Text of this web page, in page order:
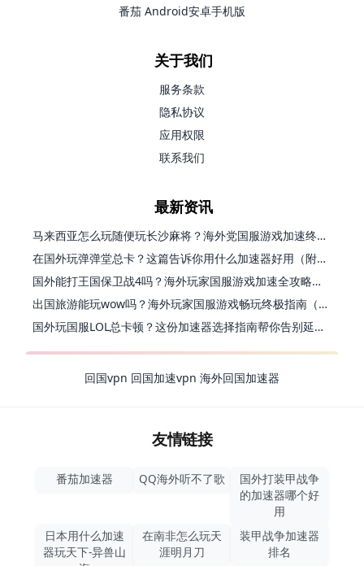
番茄 Android安卓手机版
关于我们
服务条款
隐私协议
应用权限
联系我们
最新资讯
马来西亚怎么玩随便玩长沙麻将？海外党国服游戏加速终极指南（含跑跑无尽冬日解决方案）
在国外玩弹弹堂总卡？这篇告诉你用什么加速器好用（附印尼玩模拟农场流放之路秘籍）
国外能打王国保卫战4吗？海外玩家国服游戏加速全攻略（附实测推荐）
出国旅游能玩wow吗？海外玩家国服游戏畅玩终极指南（附FF14激战2解决方案）
国外玩国服LOL总卡顿？这份加速器选择指南帮你告别延迟烦恼
回国vpn 回国加速vpn 海外回国加速器
友情链接
番茄加速器 QQ海外听不了歌
国外打装甲战争
的加速器哪个好
用
日本用什么加速
器玩天下-异兽山
在南非怎么玩天
涯明月刀
装甲战争加速器
排名